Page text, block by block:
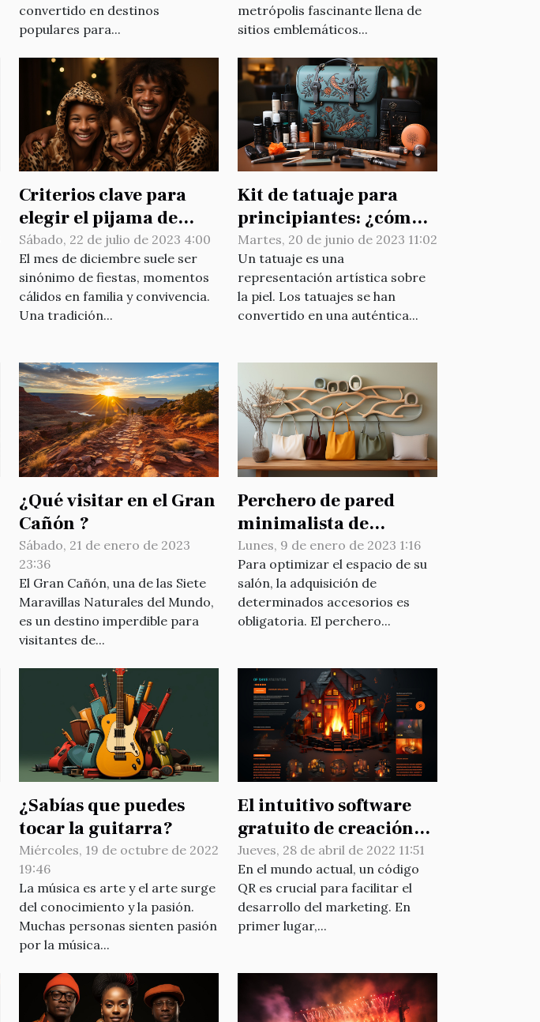
convertido en destinos
populares para...
metrópolis fascinante llena de
sitios emblemáticos...
Criterios clave para
elegir el pijama de
Navidad
Sábado, 22 de julio de 2023 4:00
El mes de diciembre suele ser
sinónimo de fiestas, momentos
cálidos en familia y convivencia.
Una tradición...
Kit de tatuaje para
principiantes: ¿cómo
elegir bien ?
Martes, 20 de junio de 2023 11:02
Un tatuaje es una
representación artística sobre
la piel. Los tatuajes se han
convertido en una auténtica...
¿Qué visitar en el Gran
Cañón ?
Sábado, 21 de enero de 2023
23:36
El Gran Cañón, una de las Siete
Maravillas Naturales del Mundo,
es un destino imperdible para
visitantes de...
Perchero de pared
minimalista de
madera: ¿por qué
optar por este
accesorio?
Lunes, 9 de enero de 2023 1:16
Para optimizar el espacio de su
salón, la adquisición de
determinados accesorios es
obligatoria. El perchero...
¿Sabías que puedes
tocar la guitarra?
Miércoles, 19 de octubre de 2022
19:46
La música es arte y el arte surge
del conocimiento y la pasión.
Muchas personas sienten pasión
por la música...
El intuitivo software
gratuito de creación
de códigos QR online
Jueves, 28 de abril de 2022 11:51
En el mundo actual, un código
QR es crucial para facilitar el
desarrollo del marketing. En
primer lugar,...